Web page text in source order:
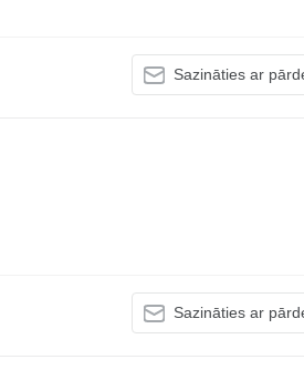
Sazināties ar
Sazināties ar